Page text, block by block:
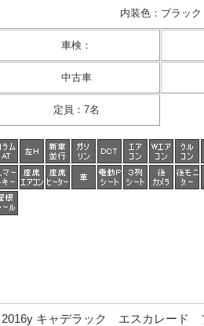
内装色： ブラック
車検 ：
中古車
定員 ： 7名
2016y キャデラック エスカレード